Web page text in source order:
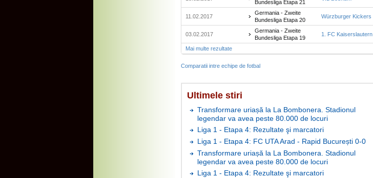
Bundesliga Etapa 21
11.02.2017
Germania - Zweite
Bundesliga Etapa 20
Würzburger Kickers
03.02.2017
Germania - Zweite
Bundesliga Etapa 19
1. FC Kaiserslautern
Mai multe rezultate
Comparatii intre echipe de fotbal
Ultimele stiri
Transformare uriașă la La Bombonera. Stadionul
legendar va avea peste 80.000 de locuri
Liga 1 - Etapa 4: Rezultate şi marcatori
Liga 1 - Etapa 4: FC UTA Arad - Rapid București 0-0
Transformare uriașă la La Bombonera. Stadionul
legendar va avea peste 80.000 de locuri
Liga 1 - Etapa 4: Rezultate şi marcatori